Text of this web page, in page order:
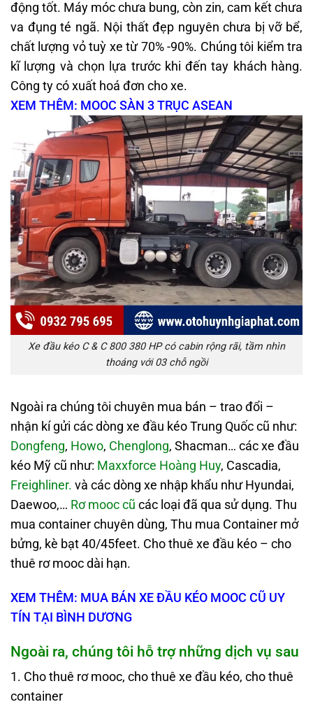
động tốt. Máy móc chưa bung, còn zin, cam kết chưa
va đụng té ngã. Nội thất đẹp nguyên chưa bị vỡ bể,
chất lượng vỏ tuỳ xe từ 70% -90%. Chúng tôi kiểm tra
kĩ lượng và chọn lựa trước khi đến tay khách hàng.
Công ty có xuất hoá đơn cho xe.
XEM THÊM: MOOC SÀN 3 TRỤC ASEAN
Xe đầu kéo C & C 800 380 HP có cabin rộng rãi, tầm nhìn
thoáng với 03 chỗ ngồi
Ngoài ra chúng tôi chuyên mua bán – trao đổi –
nhận kí gửi các dòng xe đầu kéo Trung Quốc cũ như:
Dongfeng, Howo, Chenglong, Shacman… các xe đầu
kéo Mỹ cũ như: Maxxforce Hoàng Huy, Cascadia,
Freighliner. và các dòng xe nhập khẩu như Hyundai,
Daewoo,… Rơ mooc cũ các loại đã qua sử dụng. Thu
mua container chuyên dùng, Thu mua Container mở
bửng, kè bạt 40/45feet. Cho thuê xe đầu kéo – cho
thuê rơ mooc dài hạn.
XEM THÊM: MUA BÁN XE ĐẦU KÉO MOOC CŨ UY
TÍN TẠI BÌNH DƯƠNG
Ngoài ra, chúng tôi hỗ trợ những dịch vụ sau
1. Cho thuê rơ mooc, cho thuê xe đầu kéo, cho thuê
container